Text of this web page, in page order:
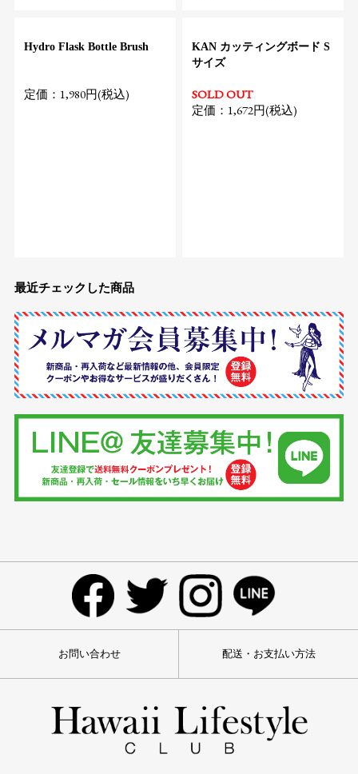
Hydro Flask Bottle Brush
定価：1,980円(税込)
KAN カッティングボード S
サイズ
SOLD OUT
定価：1,672円(税込)
最近チェックした商品
お問い合わせ 配送・お支払い方法